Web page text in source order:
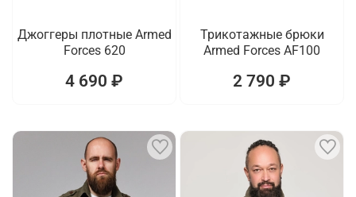
Джоггеры плотные Armed
Forces 620
4 690 ₽
Трикотажные брюки
Armed Forces AF100
2 790 ₽